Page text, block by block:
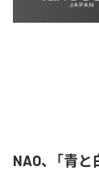
NAO、「青